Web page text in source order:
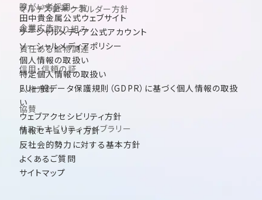
マルチステークホルダー方針
未来への取り組み
責任ある鉱物調達
信用・信頼の証
人権方針
協賛
サステナビリティ ライブラリー
グループ企業一覧
企業広告
障がい者採用
田中貴金属公式ウェブサイト
ソーシャルメディア公式アカウント
ソーシャルメディアポリシー
個人情報の取扱い
特定個人情報の取扱い
EU一般データ保護規則（GDPR）に基づく個人情報の取扱
い
ウェブアクセシビリティ方針
情報セキュリティ方針
反社会的勢力に対する基本方針
よくあるご質問
サイトマップ